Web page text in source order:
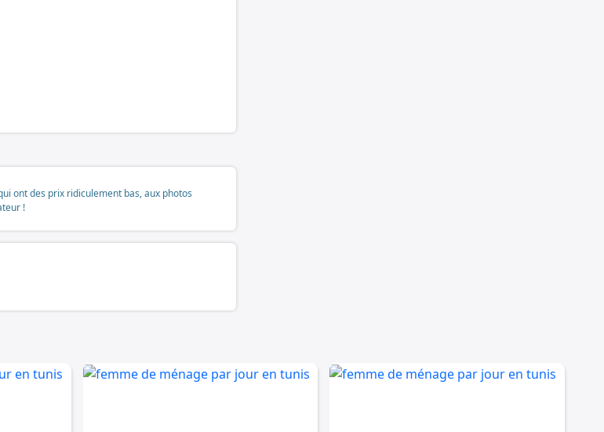
ont des prix ridiculement bas, aux photos
!